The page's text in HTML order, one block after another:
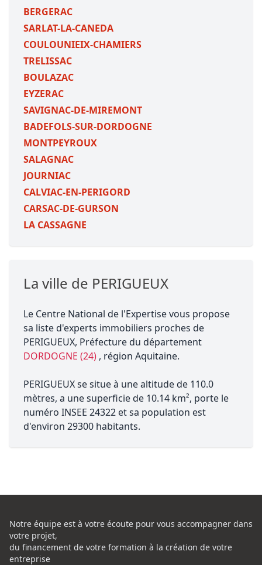
BERGERAC
SARLAT-LA-CANEDA
COULOUNIEIX-CHAMIERS
TRELISSAC
BOULAZAC
EYZERAC
SAVIGNAC-DE-MIREMONT
BADEFOLS-SUR-DORDOGNE
MONTPEYROUX
SALAGNAC
JOURNIAC
CALVIAC-EN-PERIGORD
CARSAC-DE-GURSON
LA CASSAGNE
La ville de PERIGUEUX
Le Centre National de l'Expertise vous propose
sa liste d'experts immobiliers proches de
PERIGUEUX, Préfecture du département
DORDOGNE (24) , région Aquitaine.
PERIGUEUX se situe à une altitude de 110.0
mètres, a une superficie de 10.14 km², porte le
numéro INSEE 24322 et sa population est
d'environ 29300 habitants.
Notre équipe est à votre écoute pour vous accompagner dans
votre projet,
du financement de votre formation à la création de votre
entreprise